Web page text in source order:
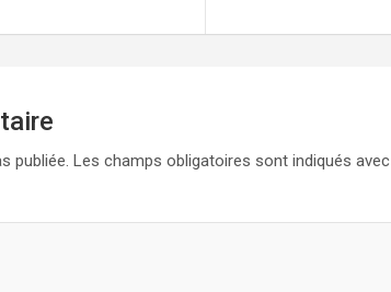
publiée. Les champs obligatoires sont indiqués avec